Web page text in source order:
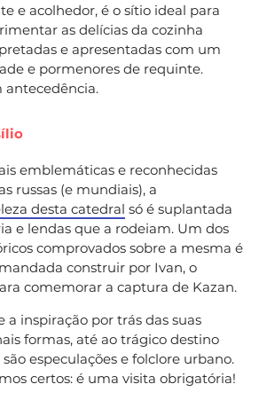
e acolhedor, é o sítio ideal para
as delícias da cozinha
e apresentadas com um
e pormenores de requinte.
antecedência.
emblemáticas e reconhecidas
russas (e mundiais), a
desta catedral só é suplantada
e lendas que a rodeiam. Um dos
comprovados sobre a mesma é
construir por Ivan, o
comemorar a captura de Kazan.
a inspiração por trás das suas
formas, até ao trágico destino
especulações e folclore urbano.
certos: é uma visita obrigatória!